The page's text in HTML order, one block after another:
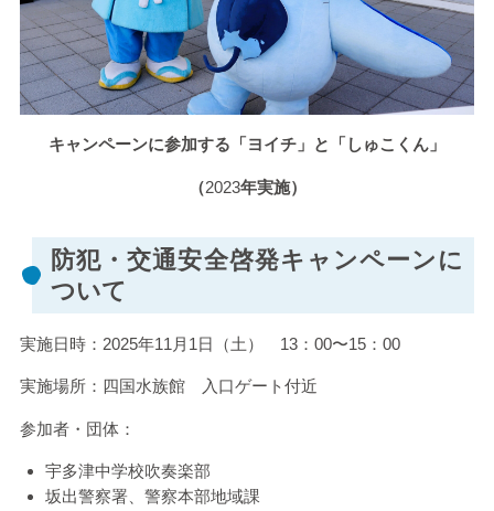
キャンペーンに参加する「ヨイチ」と「しゅこくん」
（2023年実施）
防犯・交通安全啓発キャンペーンに
ついて
実施日時： 2025年11 月 1 日（土） 13： 00〜15：00
実施場所：四国水族館 入口ゲート付近
参加者・団体：
宇多津中学校吹奏楽部
坂出警察署、警察本部地域課